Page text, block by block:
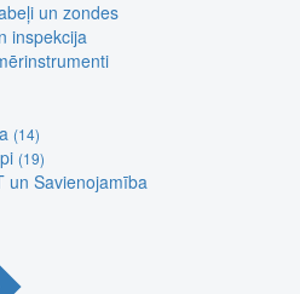
un zondes
inspekcija
(14)
(19)
un Savienojamība